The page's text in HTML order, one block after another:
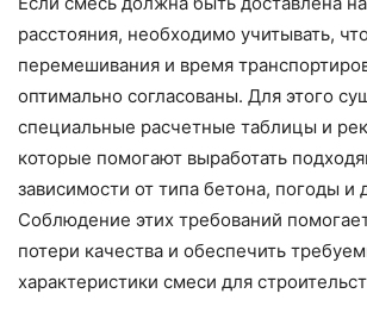
расстояния, необходимо учитывать,
перемешивания и время
оптимально согласованы. Для этого
специальные расчетные таблицы и
которые помогают выработать
зависимости от типа бетона, погоды и
Соблюдение этих требований
потери качества и обеспечить
характеристики смеси для